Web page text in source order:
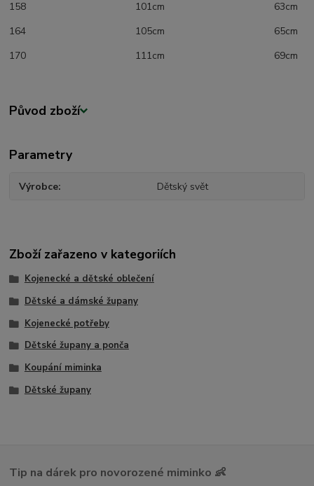
158 101cm 63cm
164 105cm 65cm
170 111cm 69cm
Původ zboží
Parametry
Výrobce Dětský svět
Zboží zařazeno v kategoriích
Kojenecké a dětské oblečení
Dětské a dámské župany
Kojenecké potřeby
Dětské župany a ponča
Koupání miminka
Dětské župany
Tip na dárek pro novorozené miminko 👶